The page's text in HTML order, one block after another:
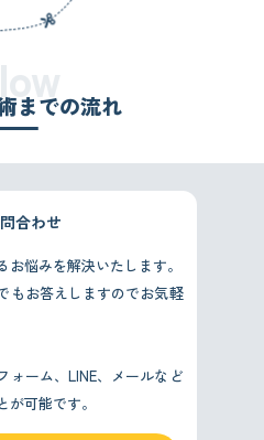
までの流れ
合わせ
悩みを解決いたします。
もお答えしますのでお気軽
ォーム、LINE、メールなど
可能です。